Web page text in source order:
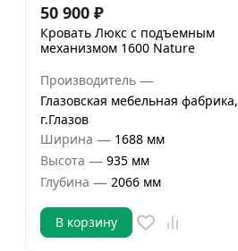
50 900 ₽
Кровать Люкс с подъемным
механизмом 1600 Nature
Производитель —
Глазовская мебельная фабрика,
г.Глазов
Ширина — 1688 мм
Высота — 935 мм
Глубина — 2066 мм
В корзину